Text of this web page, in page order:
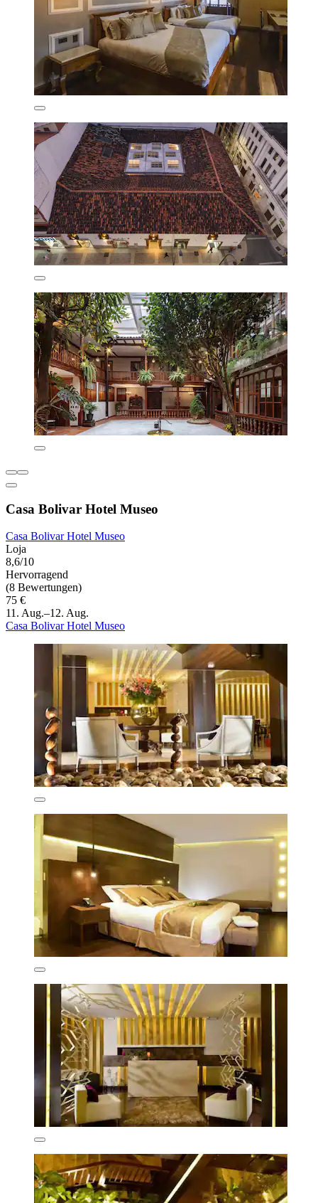
Casa Bolivar Hotel Museo
Casa Bolivar Hotel Museo
Loja
8,6/10
Hervorragend
(8 Bewertungen)
75 €
11. Aug.–12. Aug.
Casa Bolivar Hotel Museo